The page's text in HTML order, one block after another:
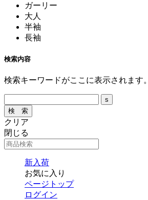
ガーリー
大人
半袖
長袖
検索内容
検索キーワードがここに表示されます。
クリア
閉じる
新入荷
お気に入り
ページトップ
ログイン